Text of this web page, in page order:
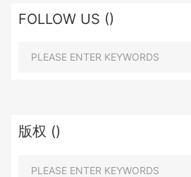
FOLLOW US ()
版权 ()